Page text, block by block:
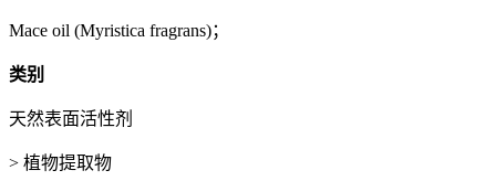
Mace oil (Myristica fragrans)；
类别
天然表面活性剂
> 植物提取物